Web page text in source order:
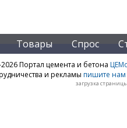
Товары Спрос
Портал цемента и бетона
и рекламы пишите нам
загрузка